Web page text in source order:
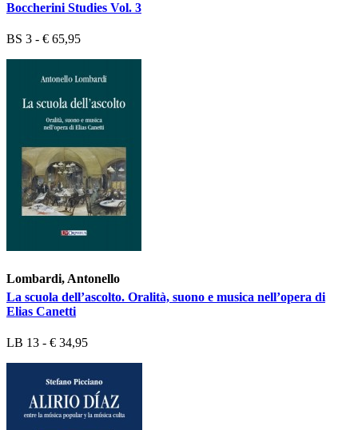
Boccherini Studies Vol. 3
BS 3 - € 65,95
Lombardi, Antonello
La scuola dell’ascolto. Oralità, suono e musica nell’opera di
Elias Canetti
LB 13 - € 34,95